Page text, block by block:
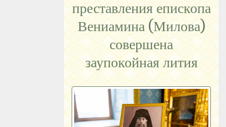
преставления епископа
Вениамина (Милова)
совершена
заупокойная лития